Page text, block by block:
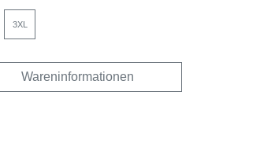
3XL
Wareninformationen